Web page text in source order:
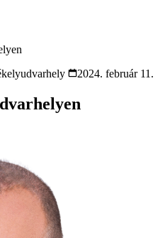
2024. február 11.